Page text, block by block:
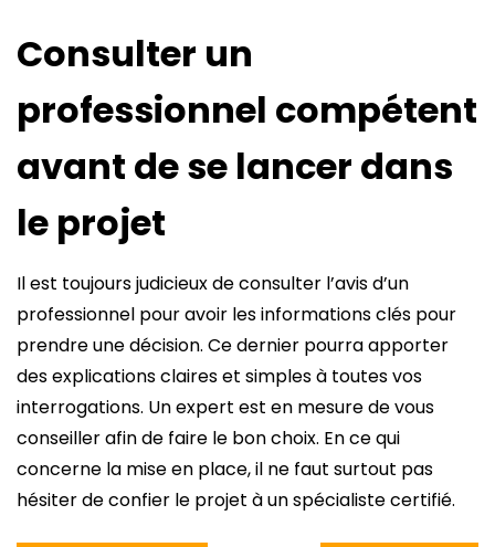
Consulter un
professionnel compétent
avant de se lancer dans
le projet
Il est toujours judicieux de consulter l’avis d’un
professionnel pour avoir les informations clés pour
prendre une décision. Ce dernier pourra apporter
des explications claires et simples à toutes vos
interrogations. Un expert est en mesure de vous
conseiller afin de faire le bon choix. En ce qui
concerne la mise en place, il ne faut surtout pas
hésiter de confier le projet à un spécialiste certifié.